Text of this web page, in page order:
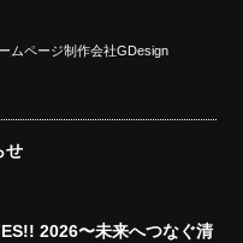
ムページ制作会社GDesign
せ
2026〜未来へつなぐ清